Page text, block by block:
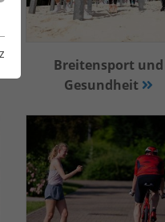
Breitensport und
Gesundheit